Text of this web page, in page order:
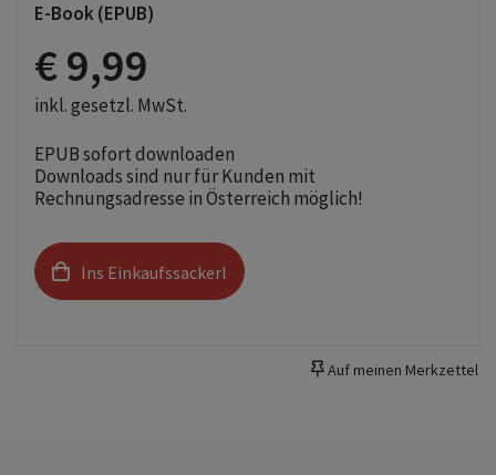
E-Book (EPUB)
€ 9,99
inkl. gesetzl. MwSt.
EPUB sofort downloaden
Downloads sind nur für Kunden mit
Rechnungsadresse in Österreich möglich!
Ins Einkaufssackerl
Auf meinen Merkzettel